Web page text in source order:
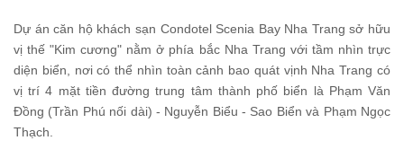
Dự án căn hộ khách sạn Condotel Scenia Bay Nha Trang sở hữu
vị thế "Kim cương" nằm ở phía bắc Nha Trang với tầm nhìn trực
diện biển, nơi có thể nhìn toàn cảnh bao quát vịnh Nha Trang có
vị trí 4 mặt tiền đường trung tâm thành phố biển là Phạm Văn
Đồng (Trần Phú nối dài) - Nguyễn Biểu - Sao Biển và Phạm Ngọc
Thạch.